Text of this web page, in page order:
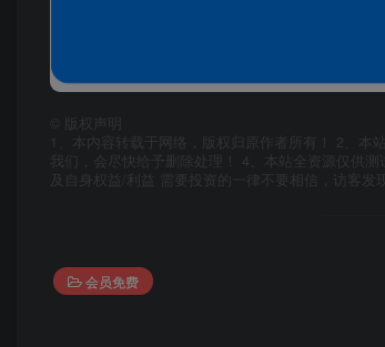
版权声明
1、本内容转载于网络，版权归原作者所有！ 2、
我们，会尽快给予删除处理！ 4、本站全资源仅供
及自身权益/利益 需要投资的一律不要相信，访客
会员免费